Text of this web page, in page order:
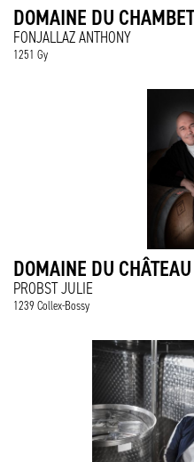
DOMAINE DU CHAMBET
FONJALLAZ ANTHONY
1251 Gy
DOMAINE DU
PROBST JULIE
1239 Collex-Bossy